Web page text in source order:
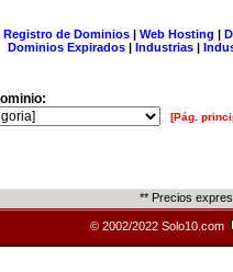
Registro de Dominios| Web Hosting |
Dominios Expirados | Industrias |
[Pág.
** Precios
© 2002/2022 Solo10.com